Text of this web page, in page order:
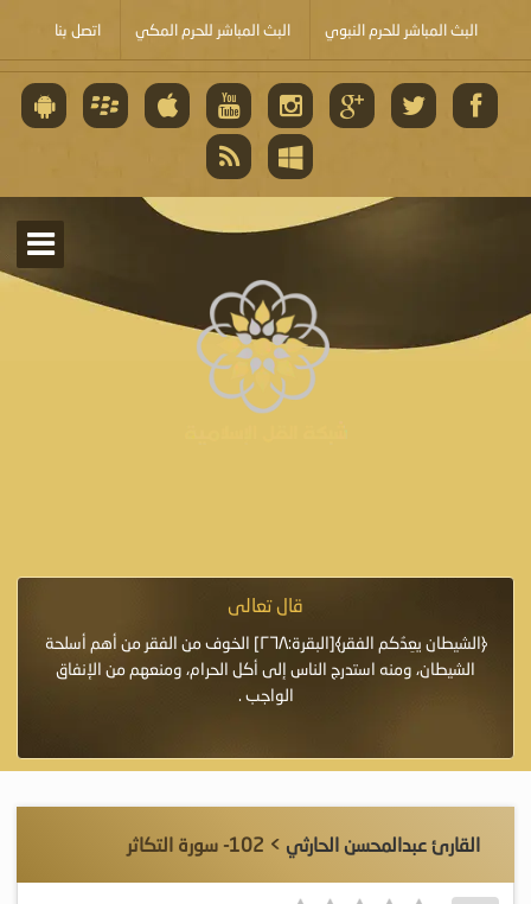
البث المباشر للحرم النبوي البث المباشر للحرم المكي اتصل بنا
قال تعالى
﴿الشيطان يعِدُكم الفقر﴾[البقرة:٢٦٨] الخوف من الفقر من أهم أسلحة
الشيطان، ومنه استدرج الناس إلى أكل الحرام، ومنعهم من الإنفاق
الواجب .
القارئ عبدالمحسن الحارثي > 102- سورة التكاثر